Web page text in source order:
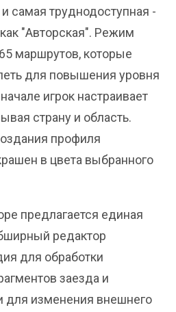
самая труднодоступная -
"Авторская". Режим
маршрутов, которые
для повышения уровня
игрок настраивает
страну и область.
профиля
в цвета выбранного
предлагается единая
редактор
для обработки
заезда и
для изменения внешнего